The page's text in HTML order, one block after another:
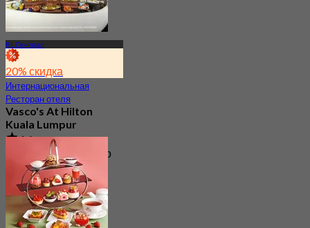
KL Сентрал
20% скидка
Интернациональная
Ресторан отеля
Vasco's At Hilton
Kuala Lumpur
4.6
1.3K Забронировано
RM 118.4